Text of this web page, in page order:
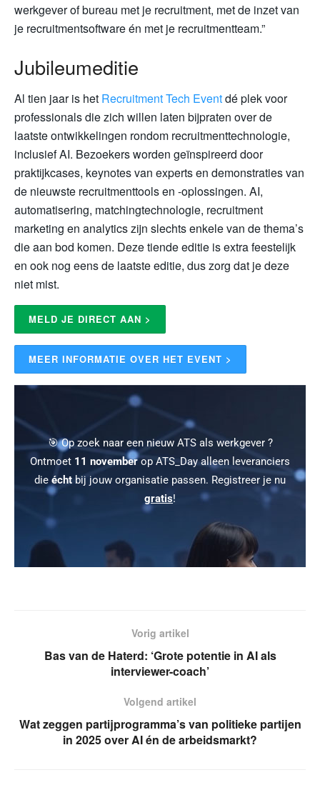
werkgever of bureau met je recruitment, met de inzet van
je recruitmentsoftware én met je recruitmentteam.”
Jubileumeditie
Al tien jaar is het Recruitment Tech Eventdé plek voor
professionals die zich willen laten bijpraten over de
laatste ontwikkelingen rondom recruitmenttechnologie,
inclusief AI. Bezoekers worden geïnspireerd door
praktijkcases, keynotes van experts en demonstraties van
de nieuwste recruitmenttools en -oplossingen. AI,
automatisering, matchingtechnologie, recruitment
marketing en analytics zijn slechts enkele van de thema’s
die aan bod komen. Deze tiende editie is extra feestelijk
en ook nog eens de laatste editie, dus zorg dat je deze
niet mist.
MELD JE DIRECT AAN >
MEER INFORMATIE OVER HET EVENT >
🎯 Op zoek naar een nieuw ATS als werkgever ?
Ontmoet 11 novemberop ATS_Day alleen leveranciers
die écht bij jouw organisatie passen. Registreer je nu
gratis!
Vorig artikel
Bas van de Haterd: ‘Grote potentie in AI als
interviewer-coach’
Volgend artikel
Wat zeggen partijprogramma’s van politieke partijen
in 2025 over AI én de arbeidsmarkt?